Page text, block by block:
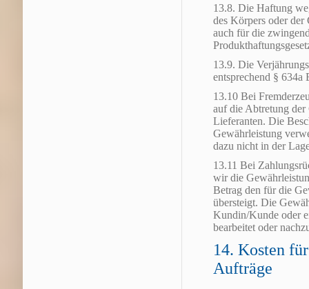
13.8. Die Haftung
des Körpers oder der
auch für die
13.9. Die
entsprechend § 634a
13.10 Bei
auf die Abtretung der
Lieferanten. Die
Gewährleistung
dazu nicht in der
13.11 Bei
wir die
Betrag den für die
übersteigt. Die
Kundin/Kunde oder
bearbeitet oder
14. Kosten
Aufträge